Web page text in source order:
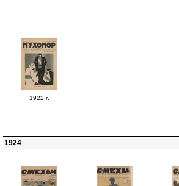
1922 г.
1924